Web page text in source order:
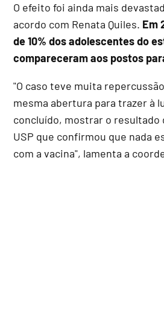
O efeito foi ainda mais
acordo com Renata Quiles. Em
de 10% dos adolescentes do
compareceram aos postos
"O caso teve muita
mesma abertura para trazer à
concluído, mostrar o resultado
USP que confirmou que nada
com a vacina", lamenta a